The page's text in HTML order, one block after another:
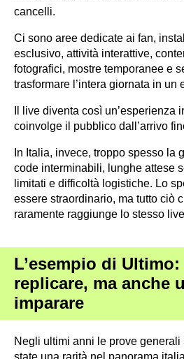
cancelli.
Ci sono aree dedicate ai fan,
esclusivo, attività interattive,
fotografici, mostre temporanee e
trasformare l’intera giornata in un
Il live diventa così un’esperienza
coinvolge il pubblico dall’arrivo
In Italia, invece, troppo spesso la
code interminabili, lunghe attese
limitati e difficoltà logistiche. Lo
essere straordinario, ma tutto ciò
raramente raggiunge lo stesso
L’esempio di Ultimo:
replicare, ma anche
imparare
Negli ultimi anni le prove
state una rarità nel panorama